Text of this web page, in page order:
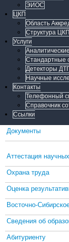
ЭИОС
ЦКП
Область
Структура ЦКП
Услуги
Стандартные
Детекторы
Научные
Контакты
Телефонный
Справочник
Ссылки
Документы
Аттестация
Охрана труда
Оценка
Восточно-
Сведения об
Абитуриенту